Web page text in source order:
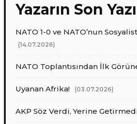
Yazarın Son
NATO 1-0 ve NATO’nun
(14.07.2026)
NATO Toplantısından İlk
Uyanan Afrika! (03.07.2026)
AKP Söz Verdi, Yerine